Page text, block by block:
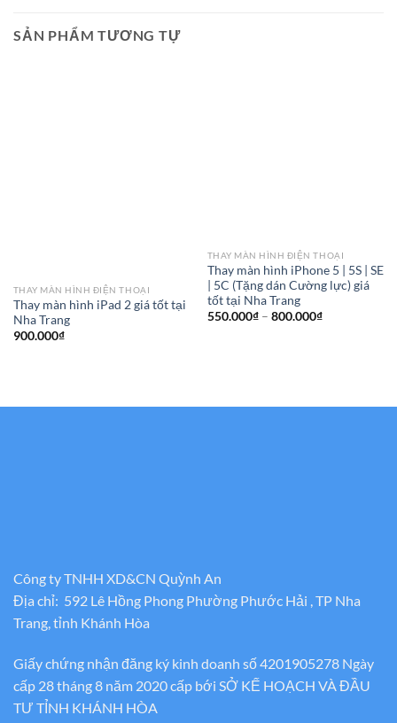
SẢN PHẨM TƯƠNG TỰ
THAY MÀN HÌNH ĐIỆN THOẠI
Thay màn hình iPad 2 giá tốt tại
Nha Trang
900.000₫
THAY MÀN HÌNH ĐIỆN THOẠI
Thay màn hình iPhone 5 | 5S | SE
| 5C (Tặng dán Cường lực) giá
tốt tại Nha Trang
550.000₫ – 800.000₫Khoảng
Công ty TNHH XD&CN Quỳnh An
Địa chỉ: 592 Lê Hồng Phong Phường Phước Hải , TP Nha
Trang, tỉnh Khánh Hòa
Giấy chứng nhận đăng ký kinh doanh số 4201905278 Ngày
cấp 28 tháng 8 năm 2020 cấp bới SỞ KẾ HOẠCH VÀ ĐẦU
TƯ TỈNH KHÁNH HÒA